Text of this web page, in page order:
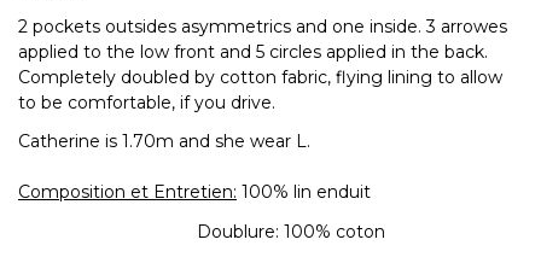
2 pockets outsides asymmetrics and one inside. 3 arrowes
applied to the low front and 5 circles applied in the back.
Completely doubled by cotton fabric, flying lining to allow
to be comfortable, if you drive.
Catherine is 1.70m and she wear L.
Composition et Entretien: 100% lin enduit
Doublure: 100% coton